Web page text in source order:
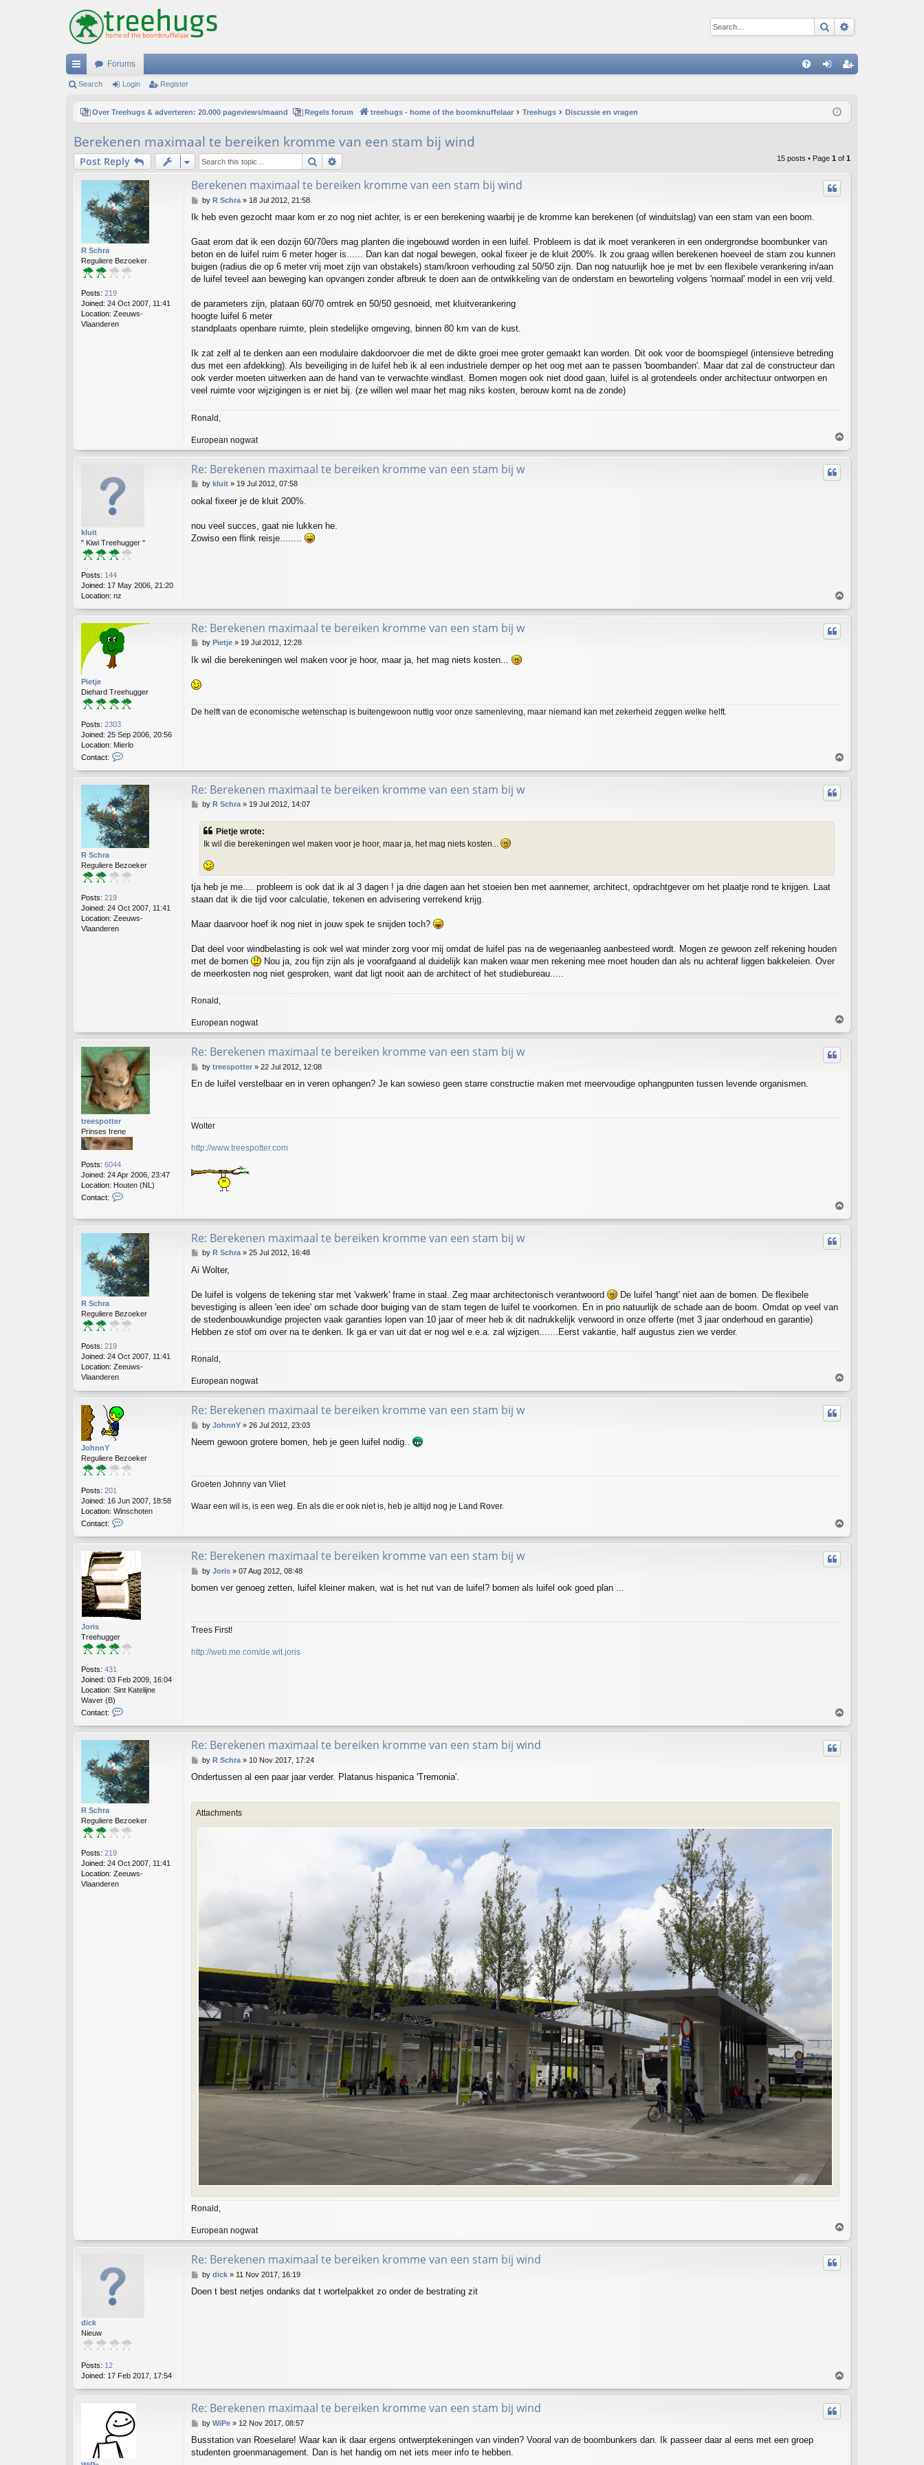
Search
ui
ks
Forums
ist
Search Login Register
Over Treehugs & adverteren: 20.000 pageviews/maand Regels forum treehugs - home of the boomknuffelaar Treehugs Discussie en vragen
Berekenen maximaal te bereiken kromme van een stam bij wind
Post Reply Search 15 posts • Page 1 of 1
R Schra
Reguliere Bezoeker
Posts: 219
Joined: 24 Oct 2007, 11:41
Location: Zeeuws-
Vlaanderen
Berekenen maximaal te bereiken kromme van een stam bij wind
P
s
by R Schra» 18 Jul 2012, 21:58
Ik heb even gezocht maar kom er zo nog niet achter, is er een berekening waarbij je de kromme kan berekenen (of winduitslag) van een stam van een boom.
Gaat erom dat ik een dozijn 60/70ers mag planten die ingebouwd worden in een luifel. Probleem is dat ik moet verankeren in een ondergrondse boombunker van
beton en de luifel ruim 6 meter hoger is...... Dan kan dat nogal bewegen, ookal fixeer je de kluit 200%. Ik zou graag willen berekenen hoeveel de stam zou kunnen
buigen (radius die op 6 meter vrij moet zijn van obstakels) stam/kroon verhouding zal 50/50 zijn. Dan nog natuurlijk hoe je met bv een flexibele verankering in/aan
de luifel teveel aan beweging kan opvangen zonder afbreuk te doen aan de ontwikkeling van de onderstam en beworteling volgens 'normaal' model in een vrij veld.
de parameters zijn, plataan 60/70 omtrek en 50/50 gesnoeid, met kluitverankering
hoogte luifel 6 meter
standplaats openbare ruimte, plein stedelijke omgeving, binnen 80 km van de kust.
Ik zat zelf al te denken aan een modulaire dakdoorvoer die met de dikte groei mee groter gemaakt kan worden. Dit ook voor de boomspiegel (intensieve betreding
dus met een afdekking). Als beveiliging in de luifel heb ik al een industriele demper op het oog met aan te passen 'boombanden'. Maar dat zal de constructeur dan
ook verder moeten uitwerken aan de hand van te verwachte windlast. Bomen mogen ook niet dood gaan, luifel is al grotendeels onder architectuur ontworpen en
veel ruimte voor wijzigingen is er niet bij. (ze willen wel maar het mag niks kosten, berouw komt na de zonde)
Ronald,
European nogwat
o
p
kluit
" Kiwi Treehugger "
Posts: 144
Joined: 17 May 2006, 21:20
Location: nz
Re: Berekenen maximaal te bereiken kromme van een stam bij w
P
s
by kluit» 19 Jul 2012, 07:58
ookal fixeer je de kluit 200%.
nou veel succes, gaat nie lukken he.
Zowiso een flink reisje........
o
p
Pietje
Diehard Treehugger
Posts: 2303
Joined: 25 Sep 2006, 20:56
Location: Mierlo
Contact:
t
a
c
t
P
i
e
j
e
Re: Berekenen maximaal te bereiken kromme van een stam bij w
P
s
by Pietje» 19 Jul 2012, 12:28
Ik wil die berekeningen wel maken voor je hoor, maar ja, het mag niets kosten...
De helft van de economische wetenschap is buitengewoon nuttig voor onze samenleving, maar niemand kan met zekerheid zeggen welke helft.
o
p
R Schra
Reguliere Bezoeker
Posts: 219
Joined: 24 Oct 2007, 11:41
Location: Zeeuws-
Vlaanderen
Re: Berekenen maximaal te bereiken kromme van een stam bij w
P
s
by R Schra» 19 Jul 2012, 14:07
Pietje wrote:
Ik wil die berekeningen wel maken voor je hoor, maar ja, het mag niets kosten...
tja heb je me.... probleem is ook dat ik al 3 dagen ! ja drie dagen aan het stoeien ben met aannemer, architect, opdrachtgever om het plaatje rond te krijgen. Laat
staan dat ik die tijd voor calculatie, tekenen en advisering verrekend krijg.
Maar daarvoor hoef ik nog niet in jouw spek te snijden toch?
Dat deel voor windbelasting is ook wel wat minder zorg voor mij omdat de luifel pas na de wegenaanleg aanbesteed wordt. Mogen ze gewoon zelf rekening houden
met de bomen
Nou ja, zou fijn zijn als je voorafgaand al duidelijk kan maken waar men rekening mee moet houden dan als nu achteraf liggen bakkeleien. Over
de meerkosten nog niet gesproken, want dat ligt nooit aan de architect of het studiebureau.....
Ronald,
European nogwat
o
p
treespotter
Prinses Irene
Posts: 6044
Joined: 24 Apr 2006, 23:47
Location: Houten (NL)
Contact:
t
a
c
t
t
r
e
e
p
o
e
r
Re: Berekenen maximaal te bereiken kromme van een stam bij w
P
s
by treespotter» 22 Jul 2012, 12:08
En de luifel verstelbaar en in veren ophangen? Je kan sowieso geen starre constructie maken met meervoudige ophangpunten tussen levende organismen.
Wolter
http://www.treespotter.com
o
p
R Schra
Reguliere Bezoeker
Posts: 219
Joined: 24 Oct 2007, 11:41
Location: Zeeuws-
Vlaanderen
Re: Berekenen maximaal te bereiken kromme van een stam bij w
P
s
by R Schra» 25 Jul 2012, 16:48
Ai Wolter,
De luifel is volgens de tekening star met 'vakwerk' frame in staal. Zeg maar architectonisch verantwoord
De luifel 'hangt' niet aan de bomen. De flexibele
bevestiging is alleen 'een idee' om schade door buiging van de stam tegen de luifel te voorkomen. En in prio natuurlijk de schade aan de boom. Omdat op veel van
de stedenbouwkundige projecten vaak garanties lopen van 10 jaar of meer heb ik dit nadrukkelijk verwoord in onze offerte (met 3 jaar onderhoud en garantie)
Hebben ze stof om over na te denken. Ik ga er van uit dat er nog wel e.e.a. zal wijzigen.......Eerst vakantie, half augustus zien we verder.
Ronald,
European nogwat
o
p
JohnnY
Reguliere Bezoeker
Posts: 201
Joined: 16 Jun 2007, 18:58
Location: Winschoten
Contact:
a
c
t
J
o
h
Y
Re: Berekenen maximaal te bereiken kromme van een stam bij w
P
s
by JohnnY» 26 Jul 2012, 23:03
Neem gewoon grotere bomen, heb je geen luifel nodig..
Groeten Johnny van Vliet
Waar een wil is, is een weg. En als die er ook niet is, heb je altijd nog je Land Rover.
o
p
Joris
Treehugger
Posts: 431
Joined: 03 Feb 2009, 16:04
Location: Sint Katelijne
Waver (B)
Contact:
t
a
c
t
J
o
r
s
Re: Berekenen maximaal te bereiken kromme van een stam bij w
P
s
by Joris» 07 Aug 2012, 08:48
bomen ver genoeg zetten, luifel kleiner maken, wat is het nut van de luifel? bomen als luifel ook goed plan ...
Trees First!
http://web.me.com/de.wit.joris
o
p
R Schra
Reguliere Bezoeker
Posts: 219
Joined: 24 Oct 2007, 11:41
Location: Zeeuws-
Vlaanderen
Re: Berekenen maximaal te bereiken kromme van een stam bij wind
P
s
by R Schra» 10 Nov 2017, 17:24
Ondertussen al een paar jaar verder. Platanus hispanica 'Tremonia'.
Attachments
Ronald,
European nogwat
o
p
dick
Nieuw
Posts: 12
Joined: 17 Feb 2017, 17:54
Re: Berekenen maximaal te bereiken kromme van een stam bij wind
P
s
by dick» 11 Nov 2017, 16:19
Doen t best netjes ondanks dat t wortelpakket zo onder de bestrating zit
o
p
Re: Berekenen maximaal te bereiken kromme van een stam bij wind
P
s
t
by WiPe» 12 Nov 2017, 08:57
Busstation van Roeselare! Waar kan ik daar ergens ontwerptekeningen van vinden? Vooral van de boombunkers dan. Ik passeer daar al eens met een groep
studenten groenmanagement. Dan is het handig om net iets meer info te hebben.